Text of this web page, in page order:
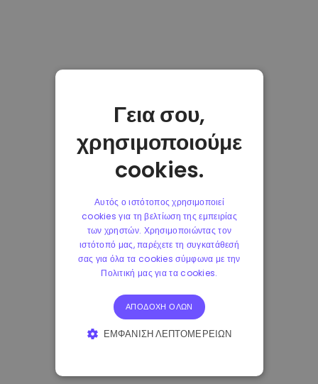
Γεια σου,
χρησιμοποιούμε
cookies.
Αυτός ο ιστότοπος χρησιμοποιεί
cookies για τη βελτίωση της εμπειρίας
των χρηστών. Χρησιμοποιώντας τον
ιστότοπό μας, παρέχετε τη συγκατάθεσή
σας για όλα τα cookies σύμφωνα με την
Πολιτική μας για τα cookies.
ΑΠΟΔΟΧΉ ΌΛΩΝ
ΕΜΦΆΝΙΣΗ ΛΕΠΤΟΜΕΡΕΙΏΝ